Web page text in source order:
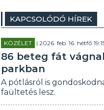
KAPCSOLÓDÓ HÍREK
KÖZÉLET | 2026. feb. 16. hétfő
86 beteg fát
parkban
A pótlásról is
faültetés lesz.